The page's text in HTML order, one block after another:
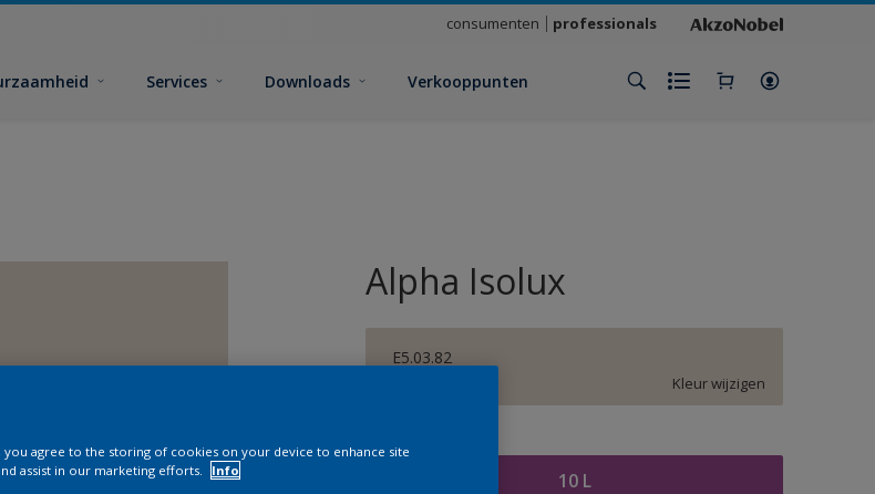
consumenten professionals
Services Downloads Verkooppunten
Alpha Isolux
E5.03.82
Kleur wijzigen
Grootte
10 L
you agree to the storing of cookies on your device to enhance site
assist in our marketing efforts.
Info